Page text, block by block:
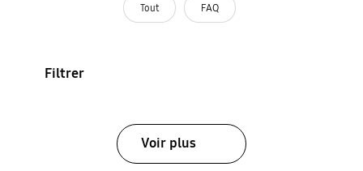
Tout FAQ
Filtrer
Voir plus